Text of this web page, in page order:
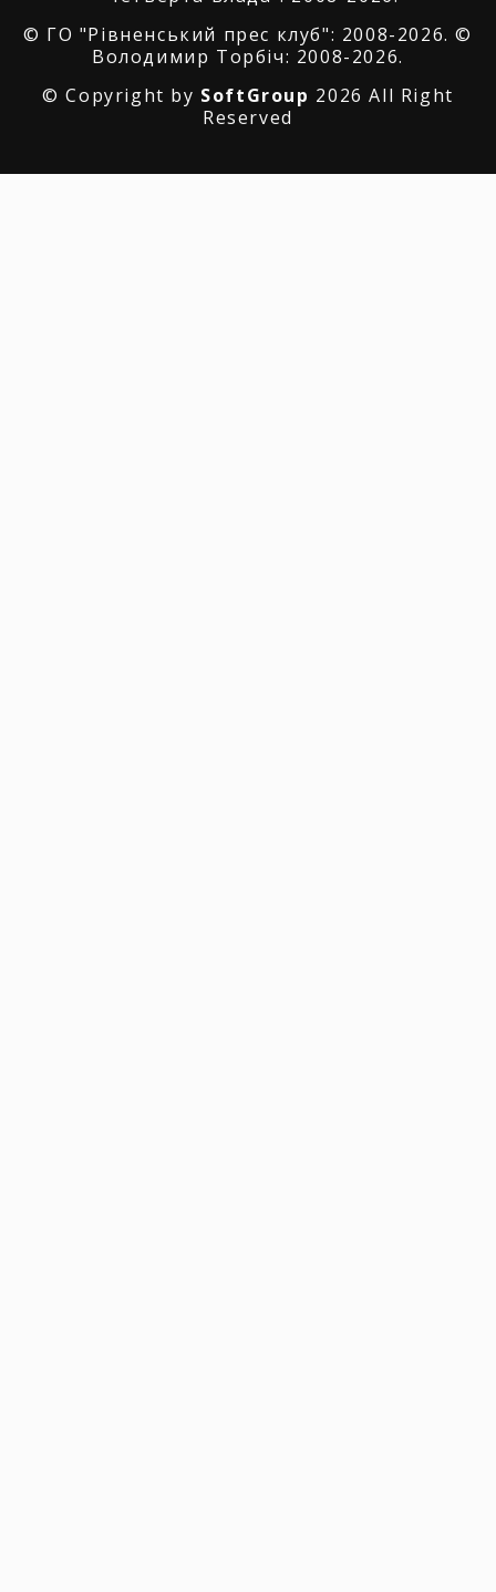
© ГО "Рівненський прес клуб": 2008-2026. ©
Володимир Торбіч: 2008-2026.
© Copyright by SoftGroup 2026 All Right
Reserved